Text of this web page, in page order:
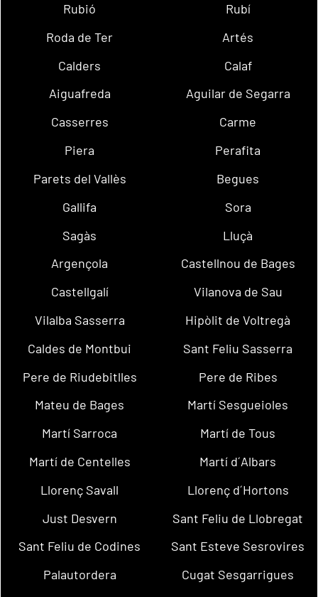
Rubió
Rubí
Roda de Ter
Artés
Calders
Calaf
Aiguafreda
Aguilar de Segarra
Casserres
Carme
Piera
Perafita
Parets del Vallès
Begues
Gallifa
Sora
Sagàs
Lluçà
Argençola
Castellnou de Bages
Castellgalí
Vilanova de Sau
Vilalba Sasserra
Hipòlit de Voltregà
Caldes de Montbui
Sant Feliu Sasserra
Pere de Riudebitlles
Pere de Ribes
Mateu de Bages
Martí Sesgueioles
Martí Sarroca
Martí de Tous
Martí de Centelles
Martí d´Albars
Llorenç Savall
Llorenç d´Hortons
Just Desvern
Sant Feliu de Llobregat
Sant Feliu de Codines
Sant Esteve Sesrovires
Palautordera
Cugat Sesgarrigues